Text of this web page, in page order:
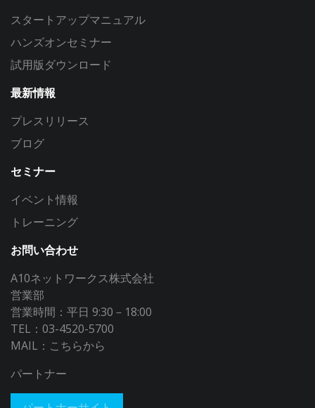
スタートアップマニュアル
ハンズオンセミナー
試用版ダウンロード
最新情報
プレスリリース
ブログ
セミナー
イベント情報
トレーニング
お問い合わせ
A10ネットワークス株式会社
営業部
営業時間：平日 9:30－18:00
TEL：03-4520-5700
MAIL： こちらから
パートナー